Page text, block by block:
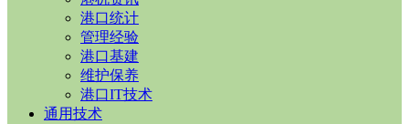
港口统计
管理经验
港口基建
维护保养
港口IT技术
通用技术